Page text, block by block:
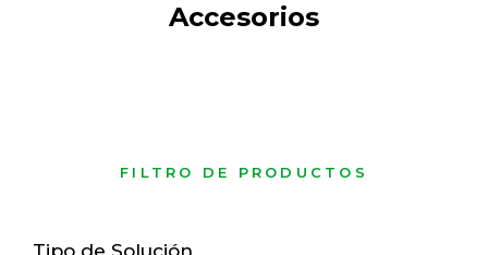
Accesorios
FILTRO DE PRODUCTOS
Tipo de Solución